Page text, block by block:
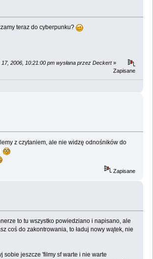
teraz do cyberpunku?
2006, 10:21:00 pm wysłana przez Deckert»
Zapisane
z czytaniem, ale nie widzę odnośników do
Zapisane
to tu wszystko powiedziano i napisano, ale
coś do zakontrowania, to ładuj nowy wątek, nie
sobie jeszcze 'filmy sf warte i nie warte